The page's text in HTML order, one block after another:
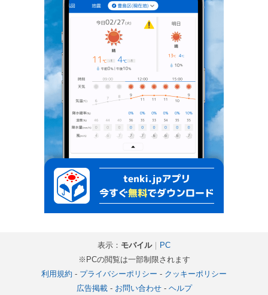
表示： モバイル｜ PC
※PCの閲覧は一部制限されます
利用規約 - プライバシーポリシー - クッキーポリシー
広告掲載- お問い合わせ- ヘルプ